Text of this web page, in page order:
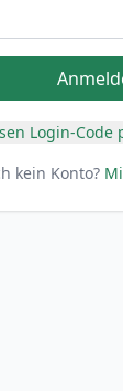
Login-Code
kein Konto?